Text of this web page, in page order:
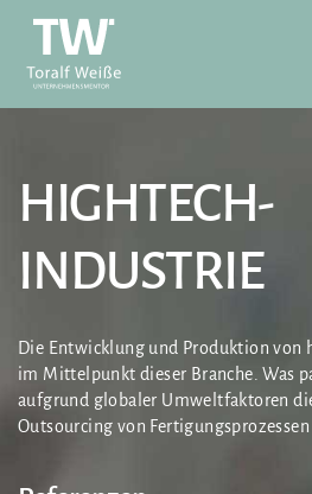
HIGHTECH-
INDUSTRIE
Die Entwicklung und Produktion von
im Mittelpunkt dieser Branche. Was
aufgrund globaler Umweltfaktoren
Outsourcing von